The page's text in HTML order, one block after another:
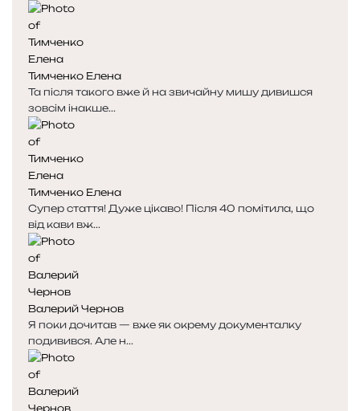
Тимченко Елена
Та після такого вже й на звичайну мишу дивишся
зовсім інакше...
Тимченко Елена
Супер стаття! Дуже цікаво! Після 40 помітила, що
від кави вж...
Валерий Чернов
Я поки дочитав — вже як окрему документалку
подивився. Але н...